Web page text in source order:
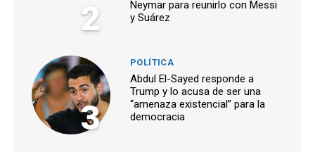
2
Neymar para reunirlo con Messi
y Suárez
3
POLÍTICA
Abdul El-Sayed responde a
Trump y lo acusa de ser una
“amenaza existencial” para la
democracia